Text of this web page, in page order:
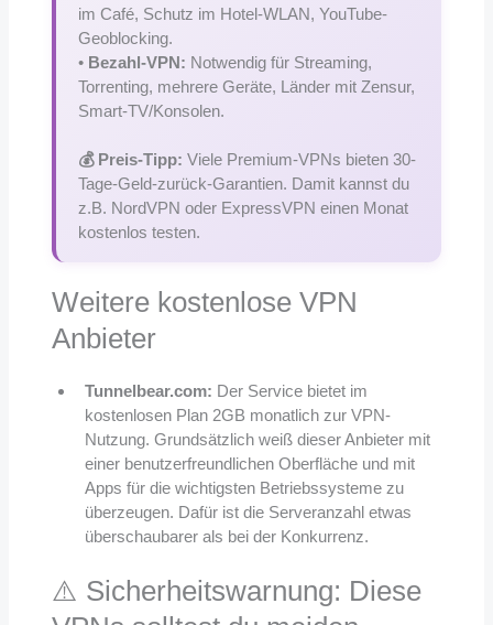
im Café, Schutz im Hotel-WLAN, YouTube-
Geoblocking.
• Bezahl-VPN: Notwendig für Streaming,
Torrenting, mehrere Geräte, Länder mit Zensur,
Smart-TV/Konsolen.
💰 Preis-Tipp: Viele Premium-VPNs bieten 30-
Tage-Geld-zurück-Garantien. Damit kannst du
z.B. NordVPN oder ExpressVPN einen Monat
kostenlos testen.
Weitere kostenlose VPN
Anbieter
Tunnelbear.com: Der Service bietet im
kostenlosen Plan 2GB monatlich zur VPN-
Nutzung. Grundsätzlich weiß dieser Anbieter mit
einer benutzerfreundlichen Oberfläche und mit
Apps für die wichtigsten Betriebssysteme zu
überzeugen. Dafür ist die Serveranzahl etwas
überschaubarer als bei der Konkurrenz.
⚠️ Sicherheitswarnung: Diese